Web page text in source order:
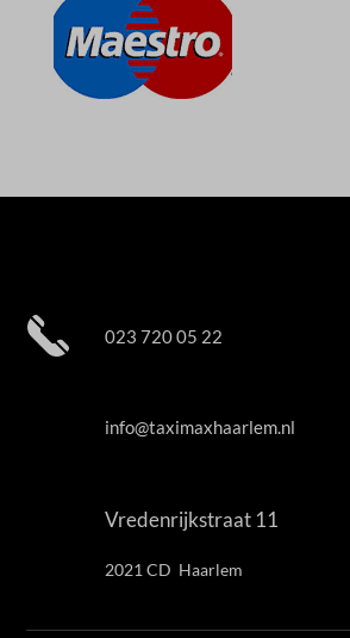
023 720 05 22
info@taximaxhaarlem.nl
Vredenrijkstraat 11
2021 CD Haarlem